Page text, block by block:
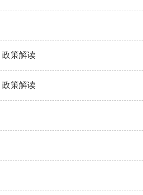
政策解读
政策解读